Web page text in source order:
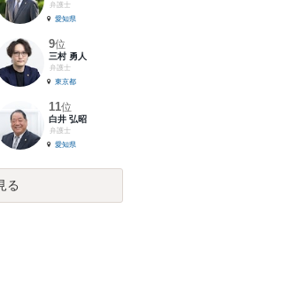
弁護士
愛知県
9位
三村 勇人
弁護士
東京都
11位
白井 弘昭
弁護士
愛知県
る